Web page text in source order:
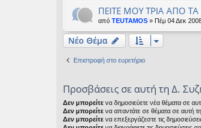
ΠΕΙΤΕ ΜΟΥ ΤΡΙΑ ΑΠΟ
από TEUTAMOS » Πέμ 04 Δεκ
Νέο Θέμα
Επιστροφή στο ευρετήριο
Προσβάσεις σε αυτή τη Δ.
Δεν μπορείτε να δημοσιεύετε νέα θέματα σε
Δεν μπορείτε να απαντάτε σε θέματα σε αυτή
Δεν μπορείτε να επεξεργάζεστε τις